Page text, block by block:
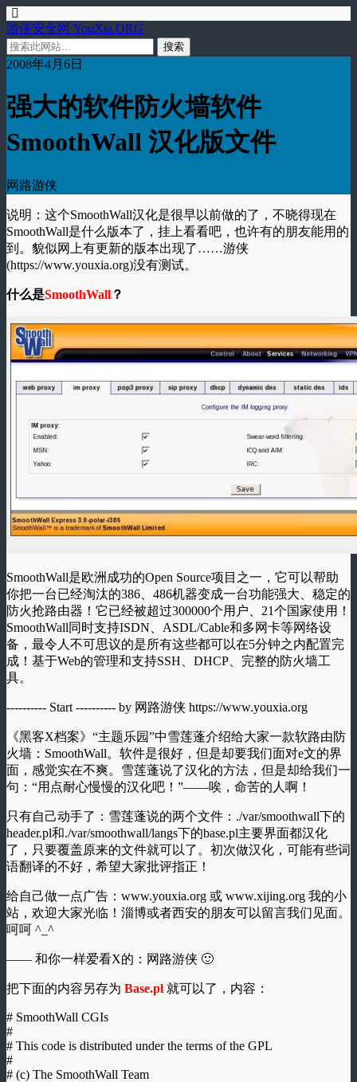
游侠安全网 YouXia.ORG
2008年4月6日
强大的软件防火墙软件
SmoothWall 汉化版文件
网路游侠
说明：这个SmoothWall汉化是很早以前做的了，不晓得现在
SmoothWall是什么版本了，挂上看看吧，也许有的朋友能用的
到。貌似网上有更新的版本出现了……游侠
(https://www.youxia.org)没有测试。
什么是SmoothWall ？
SmoothWall是欧洲成功的Open Source项目之一，它可以帮助
你把一台已经淘汰的386、486机器变成一台功能强大、稳定的
防火抢路由器！它已经被超过300000个用户、21个国家使用！
SmoothWall同时支持ISDN、ASDL/Cable和多网卡等网络设
备，最令人不可思议的是所有这些都可以在5分钟之内配置完
成！基于Web的管理和支持SSH、DHCP、完整的防火墙工
具。
---------- Start ---------- by 网路游侠 https://www.youxia.org
《黑客X档案》“主题乐园”中雪莲蓬介绍给大家一款软路由防
火墙：SmoothWall。软件是很好，但是却要我们面对e文的界
面，感觉实在不爽。雪莲蓬说了汉化的方法，但是却给我们一
句：“用点耐心慢慢的汉化吧！”——唉，命苦的人啊！
只有自己动手了：雪莲蓬说的两个文件：./var/smoothwall下的
header.pl和./var/smoothwall/langs下的base.pl主要界面都汉化
了，只要覆盖原来的文件就可以了。初次做汉化，可能有些词
语翻译的不好，希望大家批评指正！
给自己做一点广告：www.youxia.org 或 www.xijing.org 我的小
站，欢迎大家光临！淄博或者西安的朋友可以留言我们见面。
呵呵 ^_^
—— 和你一样爱看X的：网路游侠 🙂
把下面的内容另存为 Base.pl 就可以了，内容：
# SmoothWall CGIs
#
# This code is distributed under the terms of the GPL
#
# (c) The SmoothWall Team